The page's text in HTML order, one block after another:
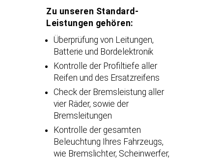
Zu unseren Standard-
Leistungen gehören:
Überprüfung von Leitungen,
Batterie und Bordelektronik
Kontrolle der Profiltiefe aller
Reifen und des Ersatzreifens
Check der Bremsleistung aller
vier Räder, sowie der
Bremsleitungen
Kontrolle der gesamten
Beleuchtung Ihres Fahrzeugs,
wie Bremslichter, Scheinwerfer,